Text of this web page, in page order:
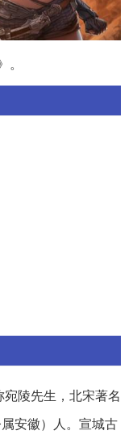
陵先生，北宋著名
属安徽）人。宣城古